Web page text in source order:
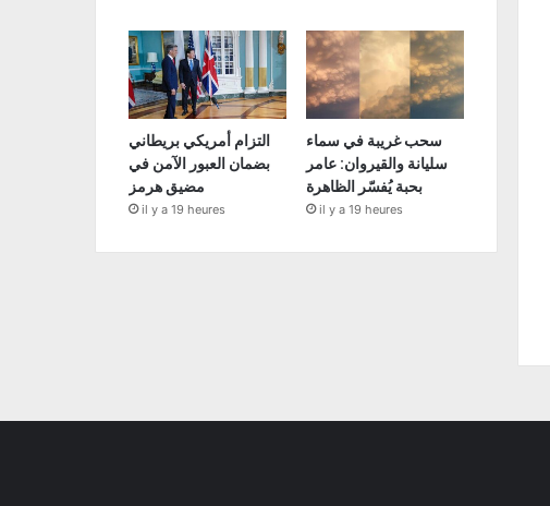
التزام أمريكي بريطاني
بضمان العبور الآمن في
مضيق هرمز
il y a 19 heures
سحب غريبة في سماء
سليانة والقيروان: عامر
بحبة يُفسّر الظاهرة
il y a 19 heures